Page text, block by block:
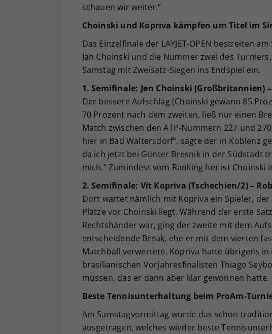
schauen wir weiter.“
Choinski und Kopriva kämpfen um Titel im
Das Einzelfinale der LAYJET-OPEN bestreiten
Jan Choinski und die Nummer zwei des
Samstag mit Zweisatz-Siegen ins Endspiel ein.
1. Semifinale: Jan Choinski (Großbritannien)
Der bessere Aufschlag (Choinski gewann 85
70 Prozent nach dem zweiten, ließ nur einen
Match zwischen den ATP-Nummern 227 und
hier in Bad Waltersdorf“, sagte der in Koblenz
da ich jetzt bei Günter Bresnik in der Südstadt
mich.“ Zumindest vom Ranking her ist Choinski
2. Semifinale: Vít Kopriva (Tschechien/2) –
Dort wartet nämlich mit Kopriva ein Spieler, der
Plätze vor Choinski liegt. Während der erste
Rechtshänder war, ging der zweite mit dem
entscheidende Break, ehe er mit dem vierten
Matchball verwertete. Kopriva hatte übrigens in
brasilianischen Vorjahresfinalisten Thiago
müssen, das er dann aber klar gewonnen hatte.
Beste Tennisunterhaltung beim ProAm-
Am Samstagvormittag wurde das schon
ausgetragen, welches wieder beste